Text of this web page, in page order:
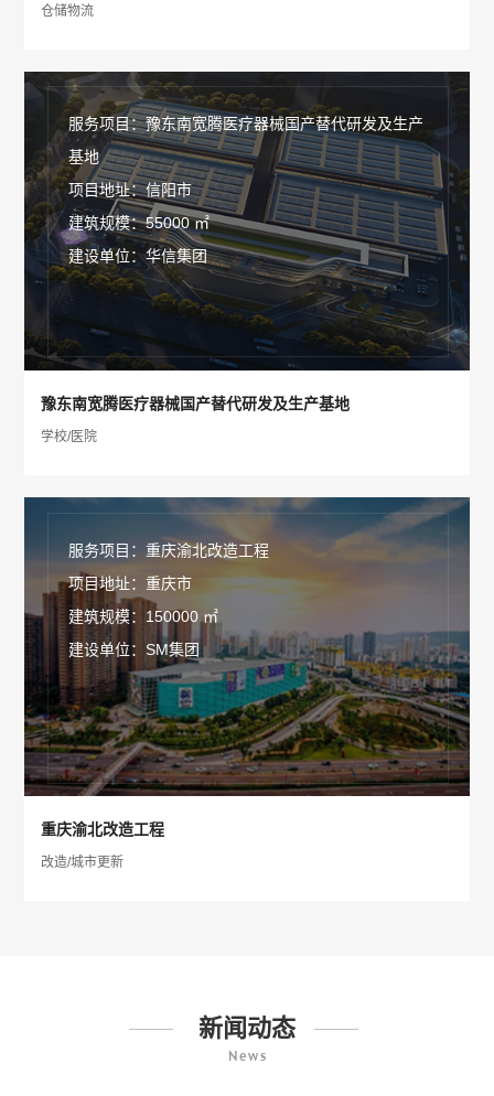
仓储物流
服务项目：豫东南宽腾医疗器械国产替代研发及生产
基地
项目地址：信阳市
建筑规模：55000 ㎡
建设单位：华信集团
豫东南宽腾医疗器械国产替代研发及生产基地
学校/医院
服务项目：重庆渝北改造工程
项目地址：重庆市
建筑规模：150000 ㎡
建设单位：SM集团
重庆渝北改造工程
改造/城市更新
新闻动态
News